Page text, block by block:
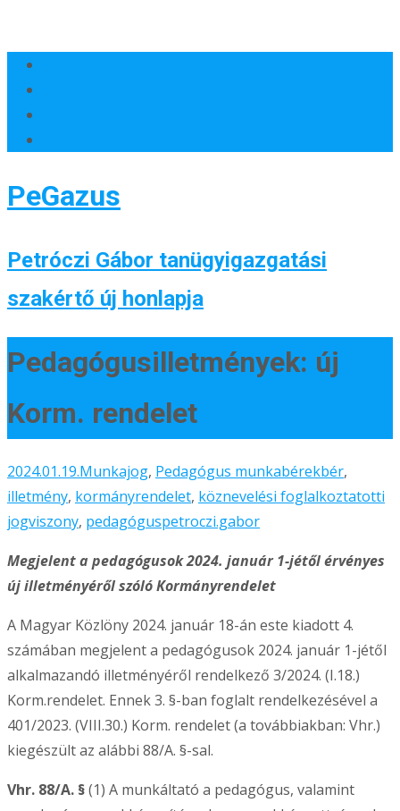
PeGazus
Petróczi Gábor tanügyigazgatási
szakértő új honlapja
Pedagógusilletmények: új
Korm. rendelet
2024.01.19.Munkajog, Pedagógus munkabérekbér,
illetmény, kormányrendelet, köznevelési foglalkoztatotti
jogviszony, pedagóguspetroczi.gabor
Megjelent a pedagógusok 2024. január 1-jétől érvényes
új illetményéről szóló Kormányrendelet
A Magyar Közlöny 2024. január 18-án este kiadott 4.
számában megjelent a pedagógusok 2024. január 1-jétől
alkalmazandó illetményéről rendelkező 3/2024. (I.18.)
Korm.rendelet. Ennek 3. §-ban foglalt rendelkezésével a
401/2023. (VIII.30.) Korm. rendelet (a továbbiakban: Vhr.)
kiegészült az alábbi 88/A. §-sal.
Vhr. 88/A. §(1) A munkáltató a pedagógus, valamint